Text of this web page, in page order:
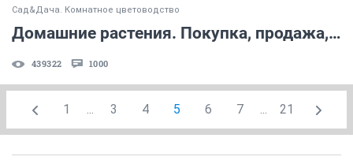
Сад&Дача. Комнатное цветоводство
Домашние растения. Покупка, продажа, поиск. (часть 6)
439322 1000
1 ... 3 4 5 6 7 ... 21